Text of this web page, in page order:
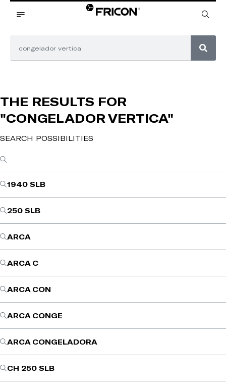
THE RESULTS FOR
"CONGELADOR VERTICA"
SEARCH POSSIBILITIES
1940 SLB
250 SLB
ARCA
ARCA C
ARCA CON
ARCA CONGE
ARCA CONGELADORA
CH 250 SLB